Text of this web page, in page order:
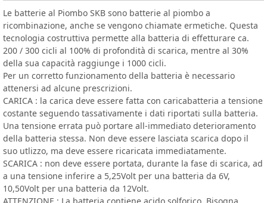
Le batterie al Piombo SKB sono batterie al piombo a
ricombinazione, anche se vengono chiamate ermetiche. Questa
tecnologia costruttiva permette alla batteria di effetturare ca.
200 / 300 cicli al 100% di profondità di scarica, mentre al 30%
della sua capacità raggiunge i 1000 cicli.
Per un corretto funzionamento della batteria è necessario
attenersi ad alcune prescrizioni.
CARICA : la carica deve essere fatta con caricabatteria a tensione
costante seguendo tassativamente i dati riportati sulla batteria.
Una tensione errata può portare all-immediato deterioramento
della batteria stessa. Non deve essere lasciata scarica dopo il
suo utlizzo, ma deve essere ricaricata immediatamente.
SCARICA : non deve essere portata, durante la fase di scarica, ad
a una tensione inferire a 5,25Volt per una batteria da 6V,
10,50Volt per una batteria da 12Volt.